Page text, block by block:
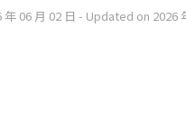
年 06 月 02 日 - Updated on 2026